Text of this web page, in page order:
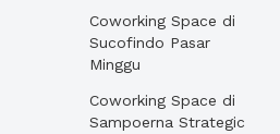
Coworking Space di
Sucofindo Pasar
Minggu
Coworking Space di
Sampoerna Strategic